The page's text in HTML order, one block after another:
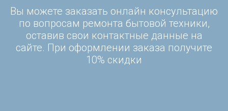
Вы можете заказать онлайн консультацию
по вопросам ремонта бытовой техники,
оставив свои контактные данные на
сайте. При оформлении заказа получите
10% скидки